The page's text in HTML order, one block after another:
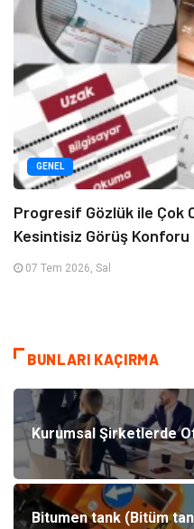
GENEL
Progresif Gözlük ile Çok
Kesintisiz Görüş Konforu
07 Tem 2026, Sal
BUNLARI KAÇIRMA
Kurumsal Şirketlerde
Bitumen tank (Bitüm